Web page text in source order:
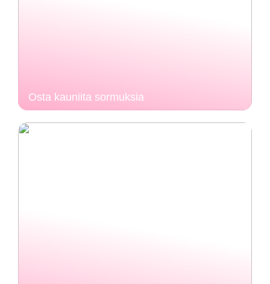
Osta kauniita sormuksia